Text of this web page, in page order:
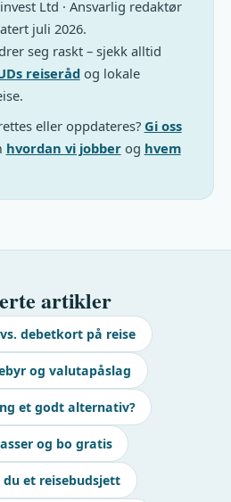
Ltd · Ansvarlig redaktør
juli 2026.
seg raskt – sjekk alltid
reiserådog lokale
eller oppdateres? Gi oss
hvordan vi jobberog hvem
artikler
debetkort på reise
og valutapåslag
et godt alternativ?
og bo gratis
du et reisebudsjett